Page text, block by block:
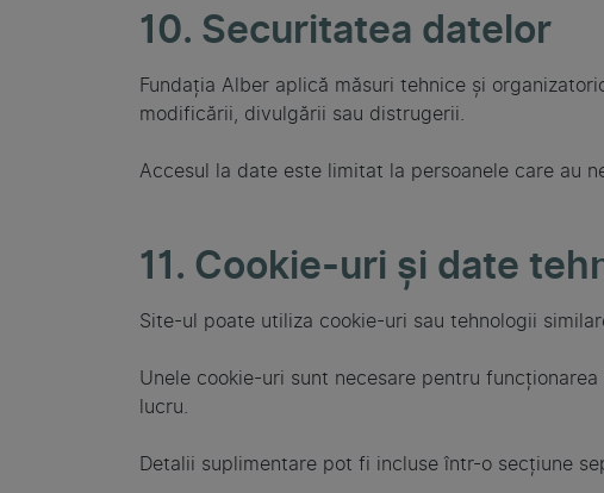
10. Securitatea datelor
Fundația Alber aplică măsuri tehnice și
modificării, divulgării sau distrugerii.
Accesul la date este limitat la persoanele care au
11. Cookie-uri și date
Site-ul poate utiliza cookie-uri sau tehnologii
Unele cookie-uri sunt necesare pentru
lucru.
Detalii suplimentare pot fi incluse într-o secțiune